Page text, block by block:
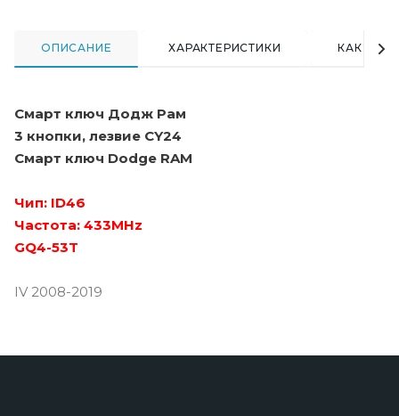
ОПИСАНИЕ ХАРАКТЕРИСТИКИ КАК
Смарт ключ Додж Рам
3 кнопки, лезвие CY24
Смарт ключ Dodge RAM
Чип: ID46
Частота: 433MHz
GQ4-53T
IV 2008-2019